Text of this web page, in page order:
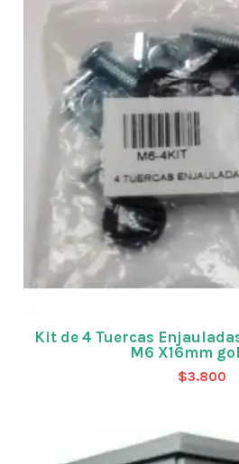
Kit de 4 Tuercas
M6 X16mm
$3.800